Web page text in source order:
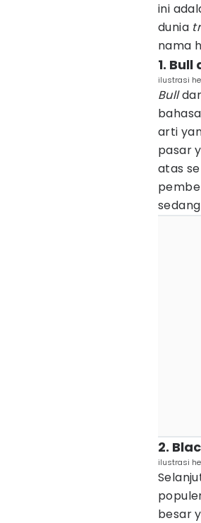
ini
dunia
nama
1.
ilustrasi
Bull
arti
pasar
atas
2.
ilustrasi
besar